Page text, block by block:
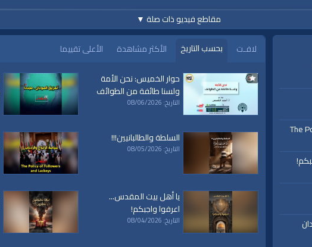
الجديد دائمًا، ونرحب بأسئلتكم واقتراحاتكم وآرائكم في التعليقات :::
https://
مقاطع فيديو ذات صلة ▼
The
لافـت بحسب التاريخ الأكثر مشاهدة
الأعلى تقييما
حوار الخميس: نحن الأمة
ولسنا طائفة من الطوائف
التاريخ: 08/06/2026
السلطة والطالبانيين!!!
التاريخ: 08/05/2026
يا أهل بيت المقدس...
اعرفوا واجبكم!
التاريخ: 08/04/2026